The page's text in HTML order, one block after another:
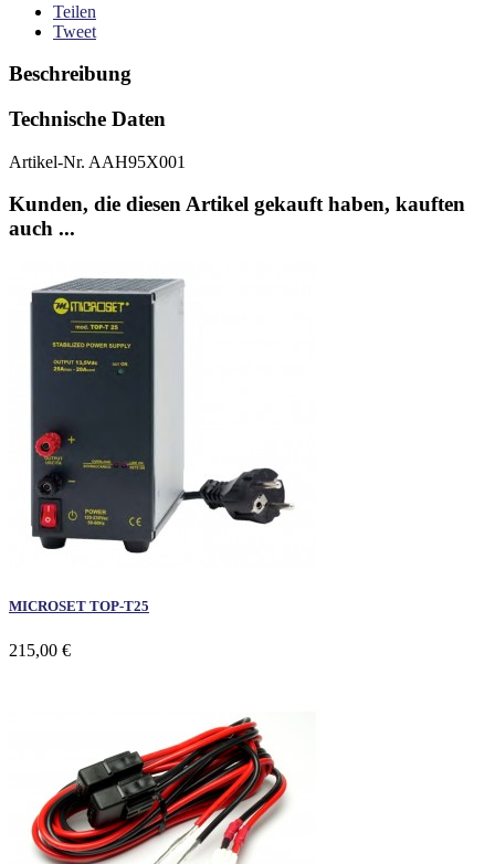
Teilen
Tweet
Beschreibung
Technische Daten
Artikel-Nr. AAH95X001
Kunden, die diesen Artikel gekauft haben, kauften
auch ...
MICROSET TOP-T25
215,00 €